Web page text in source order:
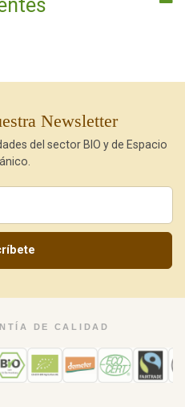
Newsletter
del sector BIO y de Espacio
DE CALIDAD